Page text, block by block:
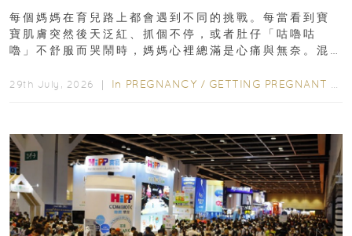
每個媽媽在育兒路上都會遇到不同的挑戰。每當看到寶
寶肌膚突然後天泛紅、抓個不停，或者肚仔「咕嚕咕
嚕」不舒服而哭鬧時，媽媽心裡總滿是心痛與無奈。混
29th July, 2026 ｜ In PREGNANCY / GETTING PREGNANT